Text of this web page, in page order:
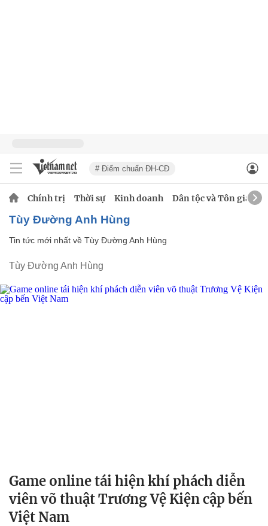
# Điểm chuẩn ĐH-CĐ
Chính trị Thời sự Kinh doanh Dân tộc và Tôn giáo
Tùy Đường Anh Hùng
Tin tức mới nhất về Tùy Đường Anh Hùng
Tùy Đường Anh Hùng
Game online tái hiện khí phách diễn
viên võ thuật Trương Vệ Kiện cập bến
Việt Nam